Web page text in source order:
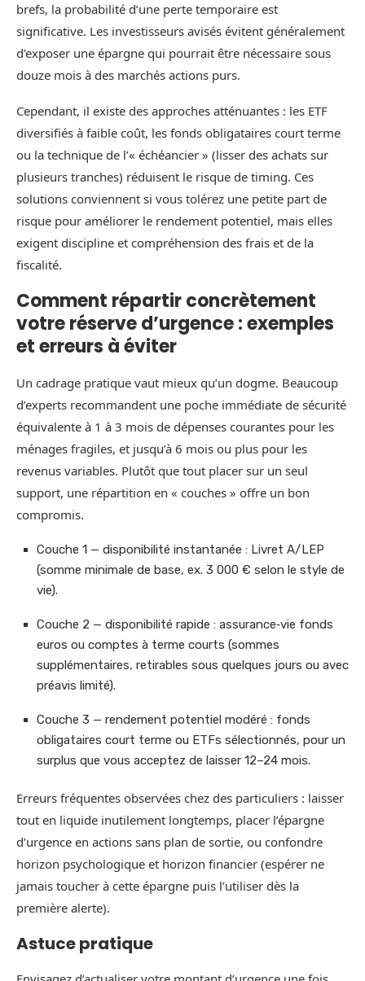
brefs, la probabilité d’une perte temporaire est
significative. Les investisseurs avisés évitent généralement
d’exposer une épargne qui pourrait être nécessaire sous
douze mois à des marchés actions purs.
Cependant, il existe des approches atténuantes : les ETF
diversifiés à faible coût, les fonds obligataires court terme
ou la technique de l’« échéancier » (lisser des achats sur
plusieurs tranches) réduisent le risque de timing. Ces
solutions conviennent si vous tolérez une petite part de
risque pour améliorer le rendement potentiel, mais elles
exigent discipline et compréhension des frais et de la
fiscalité.
Comment répartir concrètement
votre réserve d’urgence : exemples
et erreurs à éviter
Un cadrage pratique vaut mieux qu’un dogme. Beaucoup
d’experts recommandent une poche immédiate de sécurité
équivalente à 1 à 3 mois de dépenses courantes pour les
ménages fragiles, et jusqu’à 6 mois ou plus pour les
revenus variables. Plutôt que tout placer sur un seul
support, une répartition en « couches » offre un bon
compromis.
Couche 1 — disponibilité instantanée : Livret A/LEP
(somme minimale de base, ex. 3 000 € selon le style de
vie).
Couche 2 — disponibilité rapide : assurance‑vie fonds
euros ou comptes à terme courts (sommes
supplémentaires, retirables sous quelques jours ou avec
préavis limité).
Couche 3 — rendement potentiel modéré : fonds
obligataires court terme ou ETFs sélectionnés, pour un
surplus que vous acceptez de laisser 12–24 mois.
Erreurs fréquentes observées chez des particuliers : laisser
tout en liquide inutilement longtemps, placer l’épargne
d’urgence en actions sans plan de sortie, ou confondre
horizon psychologique et horizon financier (espérer ne
jamais toucher à cette épargne puis l’utiliser dès la
première alerte).
Astuce pratique